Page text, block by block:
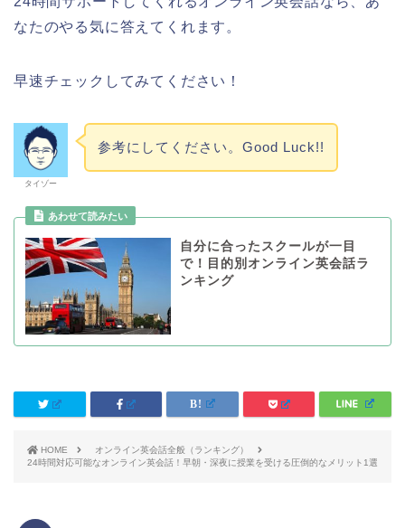
なたのやる気に答えてくれます。
早速チェックしてみてください！
タイゾー
参考にしてください。Good Luck!!
自分に合ったスクールが一目
で！目的別オンライン英会話ラ
ンキング
HOME
オンライン英会話全般（ランキング）
24時間対応可能なオンライン英会話！早朝・深夜に授業を受ける圧倒的なメリット1選